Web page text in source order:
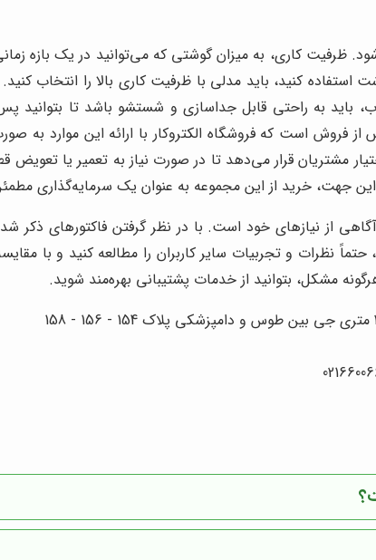
ظرفیت کاری، به میزان گوشتی که می‌توانید در یک بازه
کنید، باید مدلی با ظرفیت کاری بالا را انتخاب
به راحتی قابل جداسازی و شستشو باشد تا بتوانید پس
فروش است که فروشگاه الکتروکار با ارائه این موارد به
مشتریان قرار می‌دهد تا در صورت نیاز به تعمیر یا
جهت، خرید از این مجموعه به عنوان یک سرمایه‌گذاری
از نیازهای خود است. با در نظر گرفتن فاکتورهای ذکر
نظرات و تجربیات سایر کاربران را مطالعه کنید و با
مشکل، بتوانید از خدمات پشتیبانی بهره‌مند شوید.